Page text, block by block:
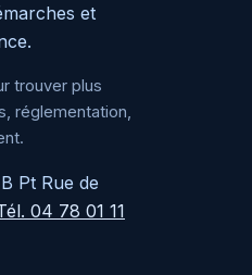
et
trouver plus
réglementation,
Pt Rue de
04 78 01 11